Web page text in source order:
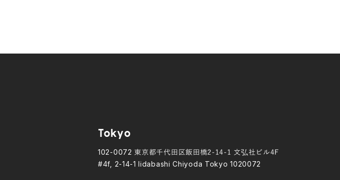
Tokyo
102-0072東京都千代田区飯田橋2-14-1 文弘社ビル4F
#4f, 2-14-1 Iidabashi Chiyoda Tokyo 1020072